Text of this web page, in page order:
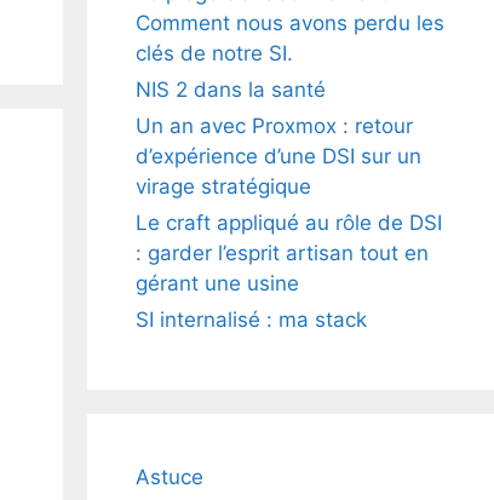
Comment nous avons perdu les
clés de notre SI.
NIS 2 dans la santé
Un an avec Proxmox : retour
d’expérience d’une DSI sur un
virage stratégique
Le craft appliqué au rôle de DSI
: garder l’esprit artisan tout en
gérant une usine
SI internalisé : ma stack
Astuce